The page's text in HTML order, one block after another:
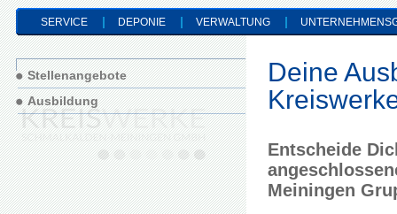
SERVICE DEPONIE VERWALTUNG
Deine
Entscheide
Meiningen
Stellenangebote
Ausbildung